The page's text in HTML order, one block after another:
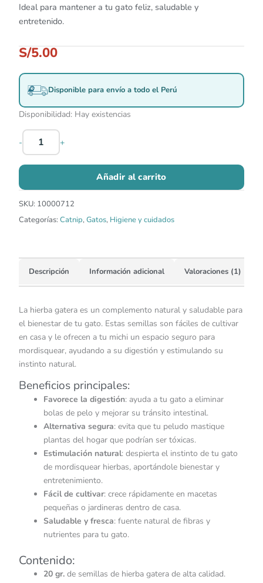
Ideal para mantener a tu gato feliz, saludable y
entretenido.
S/5.00
Disponible para envío a todo el Perú
Disponibilidad: Hay existencias
- +
Añadir al carrito
SKU: 10000712
Categorías: Catnip,Gatos, Higiene y cuidados
Descripción Información adicional Valoraciones (1)
La hierba gatera es un complemento natural y saludable para
el bienestar de tu gato. Estas semillas son fáciles de cultivar
en casa y le ofrecen a tu michi un espacio seguro para
mordisquear, ayudando a su digestión y estimulando su
instinto natural.
Beneficios principales:
Favorece la digestión: ayuda a tu gato a eliminar
bolas de pelo y mejorar su tránsito intestinal.
Alternativa segura: evita que tu peludo mastique
plantas del hogar que podrían ser tóxicas.
Estimulación natural: despierta el instinto de tu gato
de mordisquear hierbas, aportándole bienestar y
entretenimiento.
Fácil de cultivar: crece rápidamente en macetas
pequeñas o jardineras dentro de casa.
Saludable y fresca: fuente natural de fibras y
nutrientes para tu gato.
Contenido:
20 gr. de semillas de hierba gatera de alta calidad.